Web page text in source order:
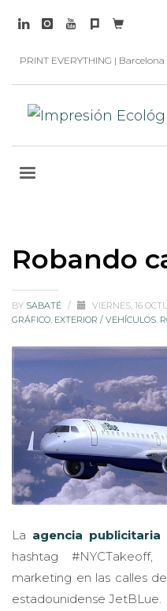
PRINT EVERYTHING | Barcelona
Robando
BY SABATÉ / VIERNES, 16
GRÁFICO, EXTERIOR / VEHÍCULOS,
La agencia publicitaria
hashtag
marketing en las calles
estadounidense JetBLue.